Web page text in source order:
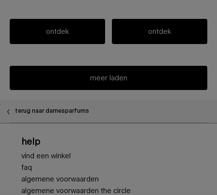
ontdek ontdek
meer laden
terug naar damesparfums
help
vind een winkel
faq
algemene voorwaarden
algemene voorwaarden the circle